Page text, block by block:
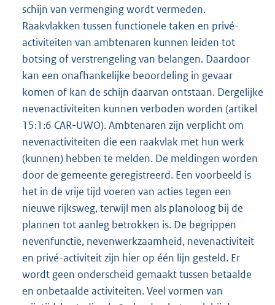
schijn van vermenging wordt vermeden.
Raakvlakken tussen functionele taken en privé-
activiteiten van ambtenaren kunnen leiden tot
botsing of verstrengeling van belangen. Daardoor
kan een onafhankelijke beoordeling in gevaar
komen of kan de schijn daarvan ontstaan. Dergelijke
nevenactiviteiten kunnen verboden worden (artikel
15:1:6 CAR-UWO). Ambtenaren zijn verplicht om
nevenactiviteiten die een raakvlak met hun werk
(kunnen) hebben te melden. De meldingen worden
door de gemeente geregistreerd. Een voorbeeld is
het in de vrije tijd voeren van acties tegen een
nieuwe rijksweg, terwijl men als planoloog bij de
plannen tot aanleg betrokken is. De begrippen
nevenfunctie, nevenwerkzaamheid, nevenactiviteit
en privé-activiteit zijn hier op één lijn gesteld. Er
wordt geen onderscheid gemaakt tussen betaalde
en onbetaalde activiteiten. Veel vormen van